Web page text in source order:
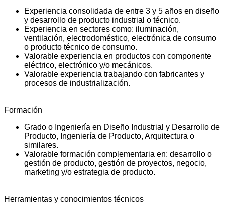
Experiencia consolidada de entre 3 y 5 años en diseño
y desarrollo de producto industrial o técnico.
Experiencia en sectores como: iluminación,
ventilación, electrodoméstico, electrónica de consumo
o producto técnico de consumo.
Valorable experiencia en productos con componente
eléctrico, electrónico y/o mecánicos.
Valorable experiencia trabajando con fabricantes y
procesos de industrialización.
Formación
Grado o Ingeniería en Diseño Industrial y Desarrollo de
Producto, Ingeniería de Producto, Arquitectura o
similares.
Valorable formación complementaria en: desarrollo o
gestión de producto, gestión de proyectos, negocio,
marketing y/o estrategia de producto.
Herramientas y conocimientos técnicos